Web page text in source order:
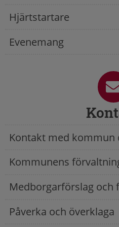
Hjärtstartare
Evenemang
Kontakt med kommun
Kommunens
Medborgarförslag och
Påverka och överklaga